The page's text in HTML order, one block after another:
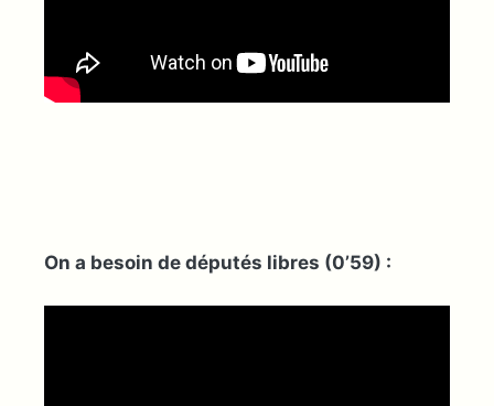
On a besoin de députés libres (0’59) :